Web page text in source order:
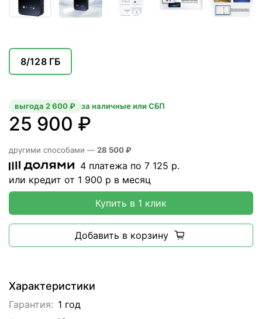
Характеристики
Гарантия: 1 год
8/128 ГБ
25 900 ₽
выгода 2 600 ₽ за наличные или СБП
другими способами — 28 500 ₽
4 платежа по 7 125 р.
или кредит от 1 900 р в месяц
Купить в 1 клик
Добавить в корзину